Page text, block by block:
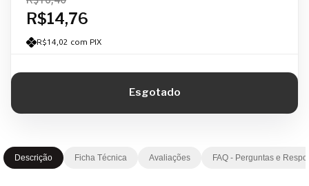
R$14,76
R$14,02 com PIX
Descrição Ficha Técnica Avaliações FAQ - Perguntas e